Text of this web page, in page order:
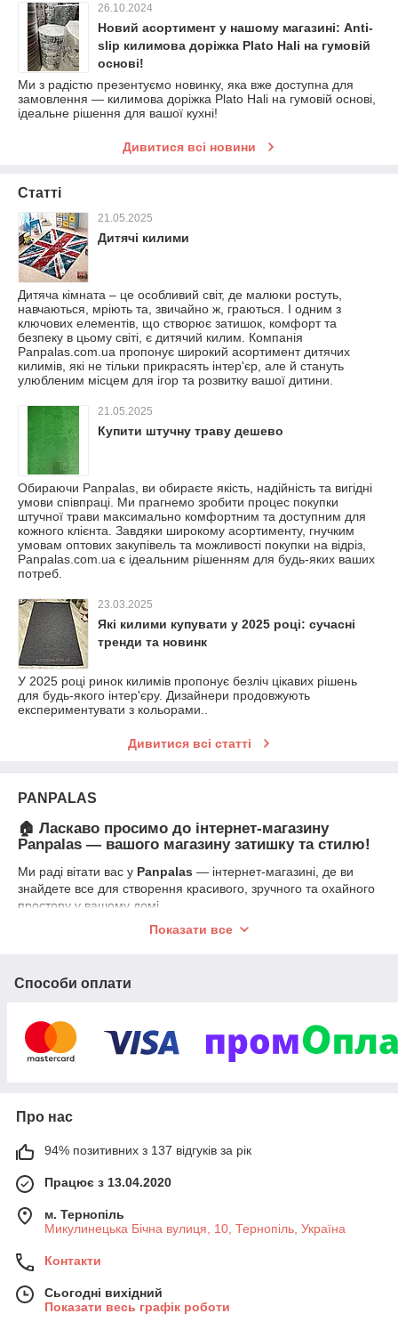
26.10.2024
Новий асортимент у нашому магазині: Anti-
slip килимова доріжка Plato Hali на гумовій
основі!
Ми з радістю презентуємо новинку, яка вже доступна для
замовлення — килимова доріжка Plato Hali на гумовій основі,
ідеальне рішення для вашої кухні!
Дивитися всі новини
Статті
21.05.2025
Дитячі килими
Дитяча кімната – це особливий світ, де малюки ростуть,
навчаються, мріють та, звичайно ж, граються. І одним з
ключових елементів, що створює затишок, комфорт та
безпеку в цьому світі, є дитячий килим. Компанія
Panpalas.com.ua пропонує широкий асортимент дитячих
килимів, які не тільки прикрасять інтер'єр, але й стануть
улюбленим місцем для ігор та розвитку вашої дитини.
21.05.2025
Купити штучну траву дешево
Обираючи Panpalas, ви обираєте якість, надійність та вигідні
умови співпраці. Ми прагнемо зробити процес покупки
штучної трави максимально комфортним та доступним для
кожного клієнта. Завдяки широкому асортименту, гнучким
умовам оптових закупівель та можливості покупки на відріз,
Panpalas.com.ua є ідеальним рішенням для будь-яких ваших
потреб.
23.03.2025
Які килими купувати у 2025 році: сучасні
тренди та новинк
У 2025 році ринок килимів пропонує безліч цікавих рішень
для будь-якого інтер'єру. Дизайнери продовжують
експериментувати з кольорами..
Дивитися всі статті
PANPALAS
🏠 Ласкаво просимо до інтернет-магазину
Panpalas — вашого магазину затишку та стилю!
Ми раді вітати вас у Panpalas — інтернет-магазині, де ви
знайдете все для створення красивого, зручного та охайного
простору у вашому домі.
У нашому асортименті —
ковролін, штучна трава, сантехніка та аксесуари для
Ми піклуємося про кожного клієнта, тому:
виробників
Гарантуємовигідні ціни та постійніакції
ваш вибір
Приєднуйтесь до сотень задоволених покупців, які вже
Ваша оселя варта найкращого!
👉
Перегляньте відгуки наших клієнтів
👉
Обирайте товари з доставкою вже сьогодні
Показати все
Способи оплати
Про нас
94% позитивних з 137 відгуків за рік
Працює з 13.04.2020
м. Тернопіль
Микулинецька Бічна вулиця, 10, Тернопіль, Україна
Контакти
Сьогодні вихідний
Показати весь графік роботи